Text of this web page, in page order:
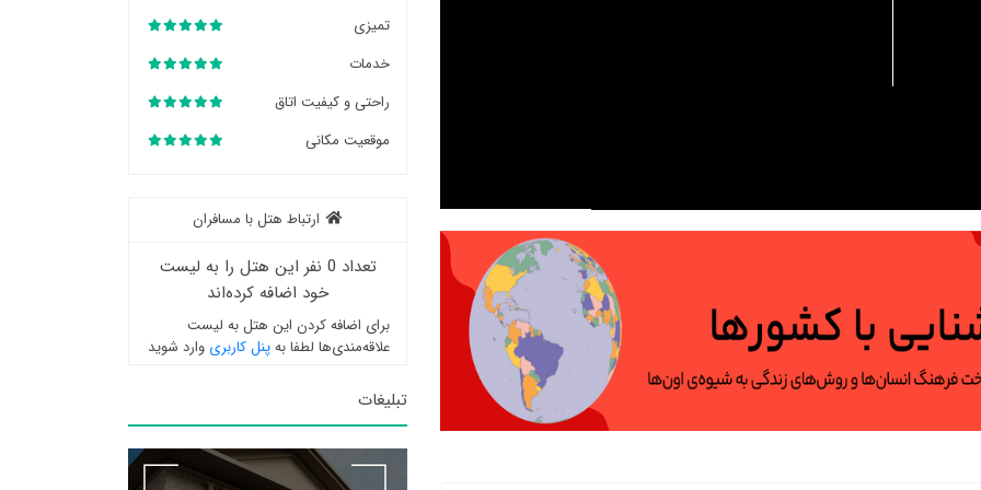
تمیزی
خدمات
راحتی و کیفیت اتاق
موقعیت مکانی
ارتباط هتل با مسافران
تعداد 0 نفر این هتل را به لیست
خود اضافه کرده‌اند
برای اضافه کردن این هتل به لیست
علاقه‌مندی‌ها لطفا بهپنل کاربری وارد شوید
تبلیغات